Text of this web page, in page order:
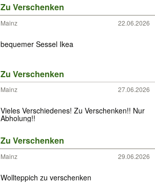
Zu Verschenken
Mainz 22.06.2026
bequemer Sessel Ikea
Zu Verschenken
Mainz 27.06.2026
Vieles Verschiedenes! Zu Verschenken!! Nur
Abholung!!
Zu Verschenken
Mainz 29.06.2026
Wollteppich zu verschenken